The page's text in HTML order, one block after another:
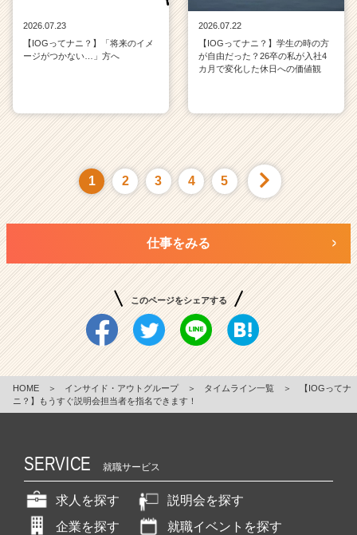
2026.07.23
【IOGってナニ？】「将来のイメ
ージがつかない…」方へ
2026.07.22
【IOGってナニ？】学生の時の方
が自由だった？26卒の私が入社4
カ月で変化した休日への価値観
1 2 3 4 5
仕事をみる
このページをシェアする
HOME ＞ インサイド・アウトグループ ＞ タイムライン一覧 ＞
【IOGってナ
ニ？】もうすぐ説明会担当者を指名できます！
SERVICE 就職サービス
求人を探す
説明会を探す
企業を探す
就職イベントを探す